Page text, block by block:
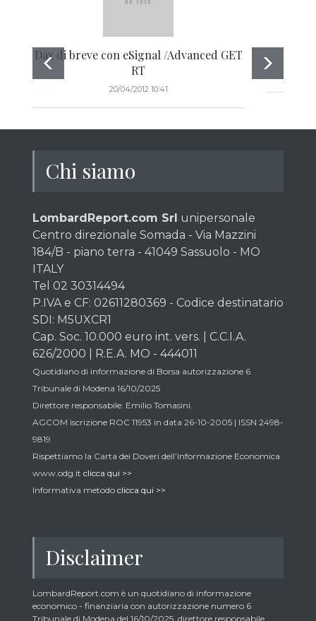
Dax di breve con eSignal /Advanced GET
RT
20/04/2012 10:41
Chi siamo
LombardReport.com Srl unipersonale
Centro direzionale Somada - Via Mazzini
184/B - piano terra - 41049 Sassuolo - MO
ITALY
Tel 02 30314494
P.IVA e CF: 02611280369 - Codice destinatario
SDI: M5UXCR1
Cap. Soc. 10.000 euro int. vers. | C.C.I.A.
626/2000 | R.E.A. MO - 444011
Quotidiano di informazione di Borsa autorizzazione 6
Tribunale di Modena 16/10/2025
Direttore responsabile: Emilio Tomasini.
AGCOM iscrizione ROC 11953 in data 26-10-2005 | ISSN 2498-
9819
Rispettiamo la Carta dei Doveri dell’Informazione Economica
www.odg.it clicca qui >>
Informativa metodo clicca qui >>
Disclaimer
LombardReport.com è un quotidiano di informazione
economico - finanziaria con autorizzazione numero 6
Tribunale di Modena del 16/10/2025, direttore responsabile